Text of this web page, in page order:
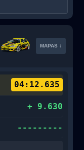
MAPAS ↓
04:12.635
+ 9.630
---------